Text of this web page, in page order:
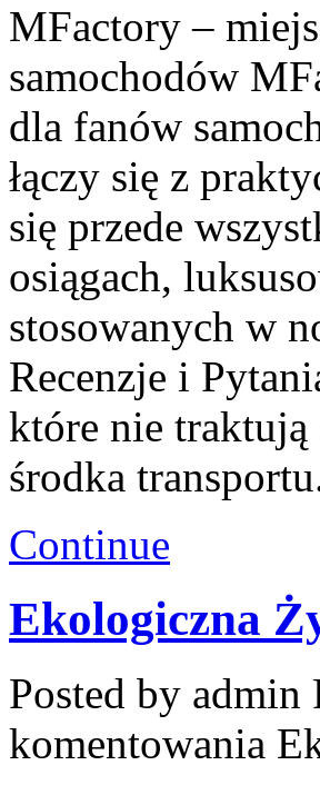
MFactory –
samochodów
dla fanów
łączy się z
się przede
osiągach,
stosowanych w
Recenzje i
które nie traktują
środka
Continue
Ekologiczna
Posted by admin
komentowania